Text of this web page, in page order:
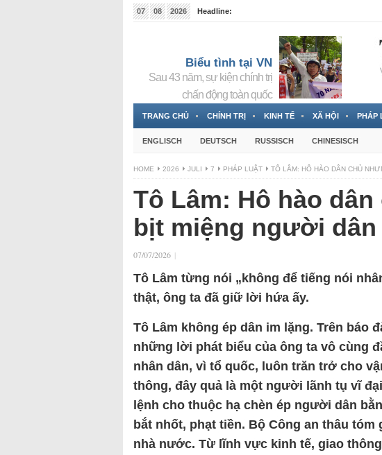
07 08 2026
Headline:
Biểu tình tại VN
Sau 43 năm, sự kiện chính trị
chấn động toàn quốc
TRANG CHỦ CHÍNH TRỊ KINH TẾ XÃ HỘI PHÁP
ENGLISCH DEUTSCH RUSSISCH CHINESISCH
HOME 2026 JULI 7 PHÁP LUẬT TÔ LÂM: HÔ HÀO DÂN CHỦ
Tô Lâm: Hô hào
bịt miệng người dân
07/07/2026 |
Tô Lâm từng nói „không để tiếng nói
thật, ông ta đã giữ lời hứa ấy.
Tô Lâm không ép dân im lặng. Trên báo
những lời phát biểu của ông ta vô cùng
nhân dân, vì tổ quốc, luôn trăn trở cho
thông, đây quả là một người lãnh tụ vĩ
lệnh cho thuộc hạ chèn ép người dân
bắt nhốt, phạt tiền. Bộ Công an thâu
nhà nước. Từ lĩnh vực kinh tế, giao